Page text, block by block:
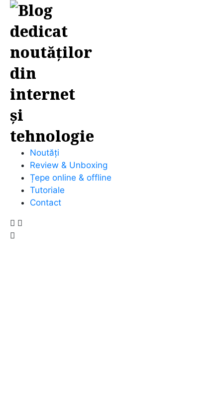
Noutăți
Review & Unboxing
Țepe online & offline
Tutoriale
Contact